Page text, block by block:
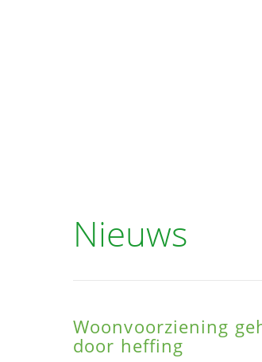
Nieuws
Woonvoorziening
door heffing